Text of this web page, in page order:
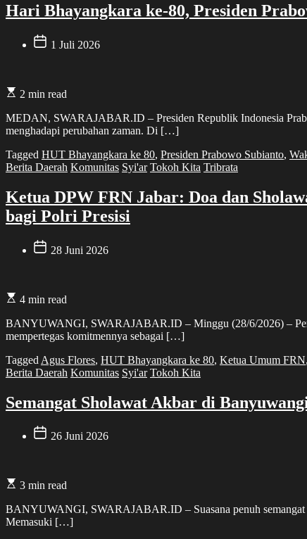
Hari Bhayangkara ke-80, Presiden
1 Juli 2026
2 min read
MEDAN, SWARAJABAR.ID – Presiden Republik Indonesia
menghadapi perubahan zaman. Di […]
Tagged HUT Bhayangkara ke 80, Presiden Prabowo Subianto,
Berita Daerah Komunitas Syi'ar Tokoh Kita Tribrata
Ketua DPW FRN Jabar: Doa dan
bagi Polri Presisi
28 Juni 2026
4 min read
BANYUWANGI, SWARAJABAR.ID – Minggu (28/6/2026) –
mempertegas komitmennya sebagai […]
Tagged Agus Flores, HUT Bhayangkara ke 80, Ketua Umum FRN,
Berita Daerah Komunitas Syi'ar Tokoh Kita
Semangat Sholawat Akbar di
26 Juni 2026
3 min read
BANYUWANGI, SWARAJABAR.ID – Suasana penuh semangat
Memasuki […]